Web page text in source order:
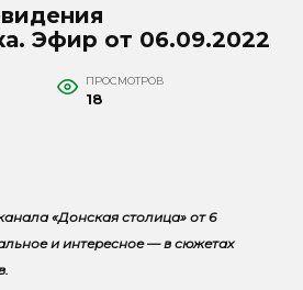
Эфир от 06.09.2022
ПРОСМОТРОВ
18
«Донская столица» от 6
и интересное — в сюжетах